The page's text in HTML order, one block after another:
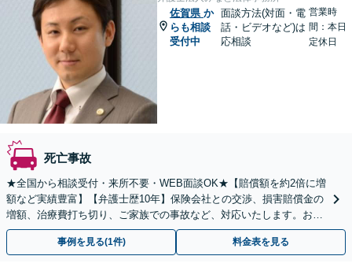
佐賀県 か
らも相談
受付中
面談方法(対面・電
話・ビデオなど)は
応相談
営業時
間：本日
定休日
死亡事故
★全国から相談受付・来所不要・WEB面談OK★【賠償額を約2倍に増
額など実績豊富】【弁護士歴10年】保険会社との交渉、損害賠償金の
増額、治療費打ち切り、ご家族での事故など、対応いたします。お早
めにご相談ください【初回相談・着手金無料】
事例を見る(1件) 料金表を見る